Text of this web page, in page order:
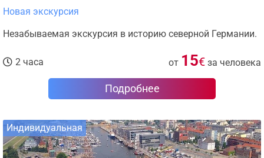
Новая экскурсия
Незабываемая экскурсия в историю северной Германии.
2 часа от 15€ за человека
Подробнее
Индивидуальная